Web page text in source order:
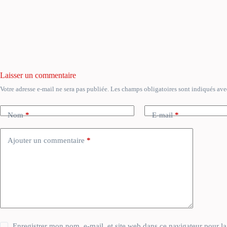
Laisser un commentaire
Votre adresse e-mail ne sera pas publiée. Les champs obligatoires sont indiqués
Nom* E-mail*
Ajouter un commentaire *
A
t
e